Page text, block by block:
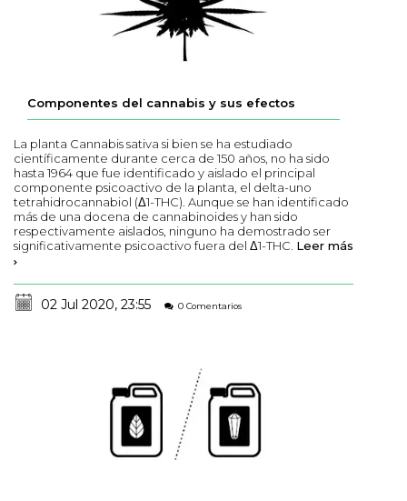
Componentes del cannabis y sus efectos
La planta Cannabis sativa si bien se ha estudiado
científicamente durante cerca de 150 años, no ha sido
hasta 1964 que fue identificado y aislado el principal
componente psicoactivo de la planta, el delta-uno
tetrahidrocannabiol (Δ1-THC). Aunque se han identificado
más de una docena de cannabinoides y han sido
respectivamente aislados, ninguno ha demostrado ser
significativamente psicoactivo fuera del Δ1-THC. Leer más
02 Jul 2020, 23:55 0 Comentarios